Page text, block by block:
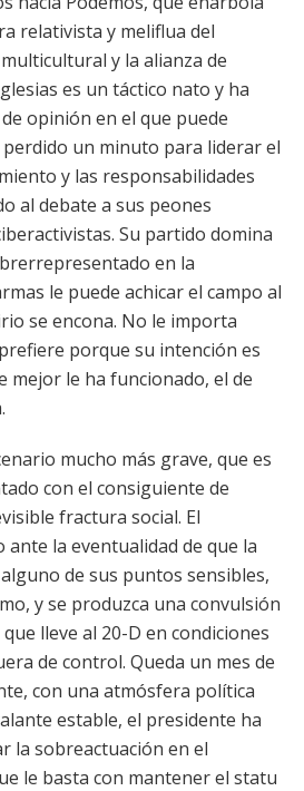
relativista y meliflua del
y la alianza de
es un táctico nato y ha
opinión en el que puede
un minuto para liderar el
y las responsabilidades
al debate a sus peones
Su partido domina
en la
le puede achicar el campo al
se encona. No le importa
porque su intención es
mejor le ha funcionado, el de
mucho más grave, que es
con el consiguiente de
fractura social. El
la eventualidad de que la
de sus puntos sensibles,
y se produzca una convulsión
lleve al 20-D en condiciones
de control. Queda un mes de
con una atmósfera política
estable, el presidente ha
la sobreactuación en el
le basta con mantener el statu